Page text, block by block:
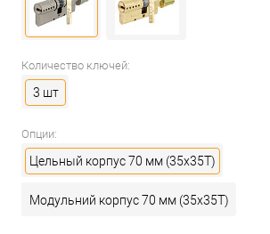
Количество ключей:
3 шт
Опции:
Цельный корпус 70 мм (35x35T)
Модульний корпус 70 мм (35x35T)